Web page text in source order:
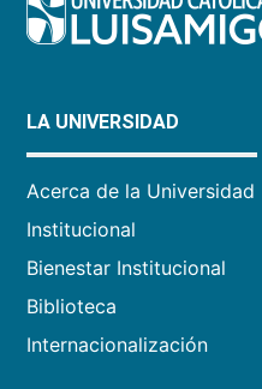
LA UNIVERSIDAD
Acerca de la Universidad
Institucional
Bienestar Institucional
Biblioteca
Internacionalización